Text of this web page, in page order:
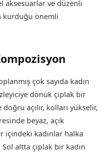
aksesuarlar ve düzenli
kurduğu önemli
çok sayıda kadın
dönük çıplak bir
açılır, kolları yükselir,
beyaz, açık
içindeki kadınlar halka
altta çıplak bir kadın